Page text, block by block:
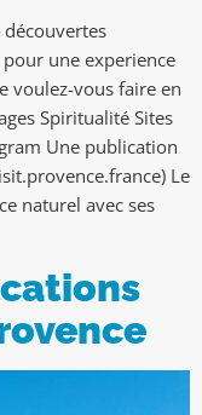
une experience
voulez-vous faire en
Spiritualité Sites
Une publication
Le
naturel avec ses